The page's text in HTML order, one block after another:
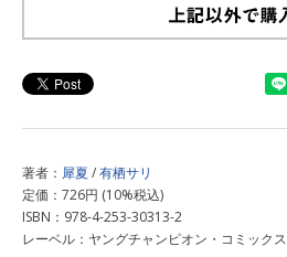
著者： 犀夏/有栖サリ
定価：726円 (10%税込)
ISBN：978-4-253-30313-2
レーベル：ヤングチャンピオン・コミックス